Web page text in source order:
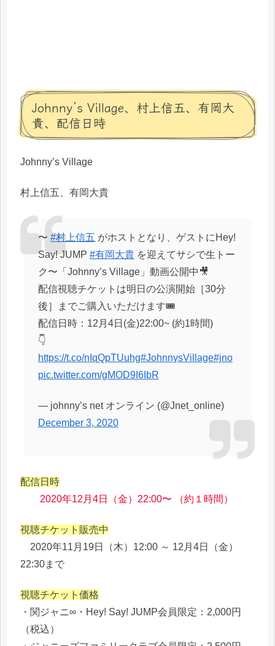
Johnny’s Village、村上信五、有岡大
貴、配信日時
Johnny’s Village
村上信五、有岡大貴
〜 #村上信五 がホストとなり、ゲストにHey!
Say! JUMP #有岡大貴を迎えてサシで生トー
ク〜「Johnny’s Village」動画公開中🎥
配信視聴チケットは明日の公演開始［30分
後］までご購入いただけます🎟
配信日時：12月4日(金)22:00~ (約1時間)
👇
https://t.co/nIqQpTUuhg#JohnnysVillage#jno
pic.twitter.com/gMOD9I6IbR
— johnny’s net オンライン (@Jnet_online)
December 3, 2020
配信日時
2020年12月4日（金）22:00〜 （約１時間）
視聴チケット販売中
2020年11月19日（木）12:00 ～ 12月4日（金）
22:30まで
視聴チケット価格
・関ジャニ∞・Hey! Say! JUMP会員限定：2,000円
（税込）